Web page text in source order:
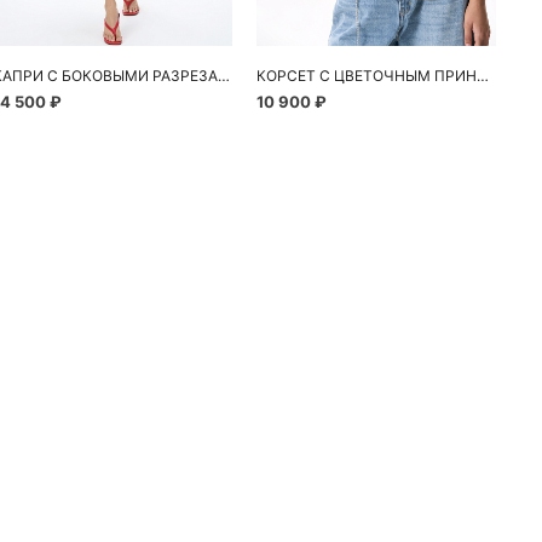
КАПРИ С БОКОВЫМИ РАЗРЕЗАМИ
500 ₽
КОРСЕТ С ЦВЕТОЧНЫМ ПРИНТОМ
10 900 ₽